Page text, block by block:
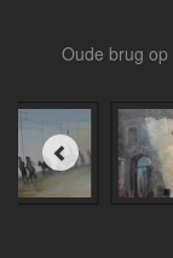
Oude brug